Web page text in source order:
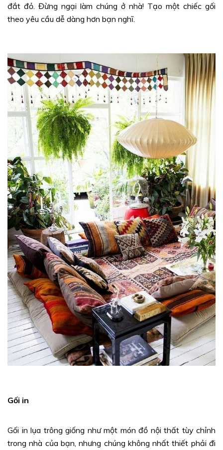
đắt đỏ. Đừng ngại làm chúng ở nhà! Tạo một chiếc gối
theo yêu cầu dễ dàng hơn bạn nghĩ.
Gối in
Gối in lụa trông giống như một món đồ nội thất tùy chỉnh
trong nhà của bạn, nhưng chúng không nhất thiết phải đi